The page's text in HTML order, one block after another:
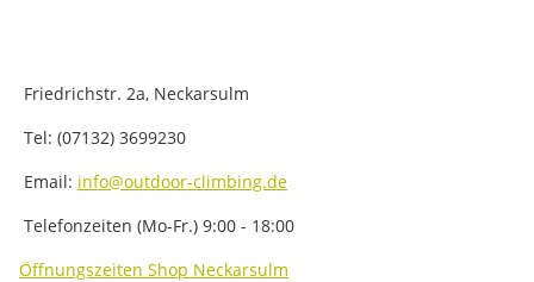
Friedrichstr. 2a, Neckarsulm
Tel: (07132) 3699230
Email: info@outdoor-climbing.de
Telefonzeiten (Mo-Fr.) 9:00 - 18:00
Öffnungszeiten Shop Neckarsulm